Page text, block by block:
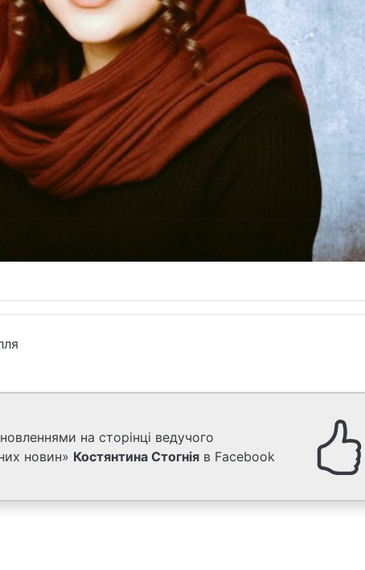
на сторінці ведучого
новин» Костянтина Стогнія в Facebook